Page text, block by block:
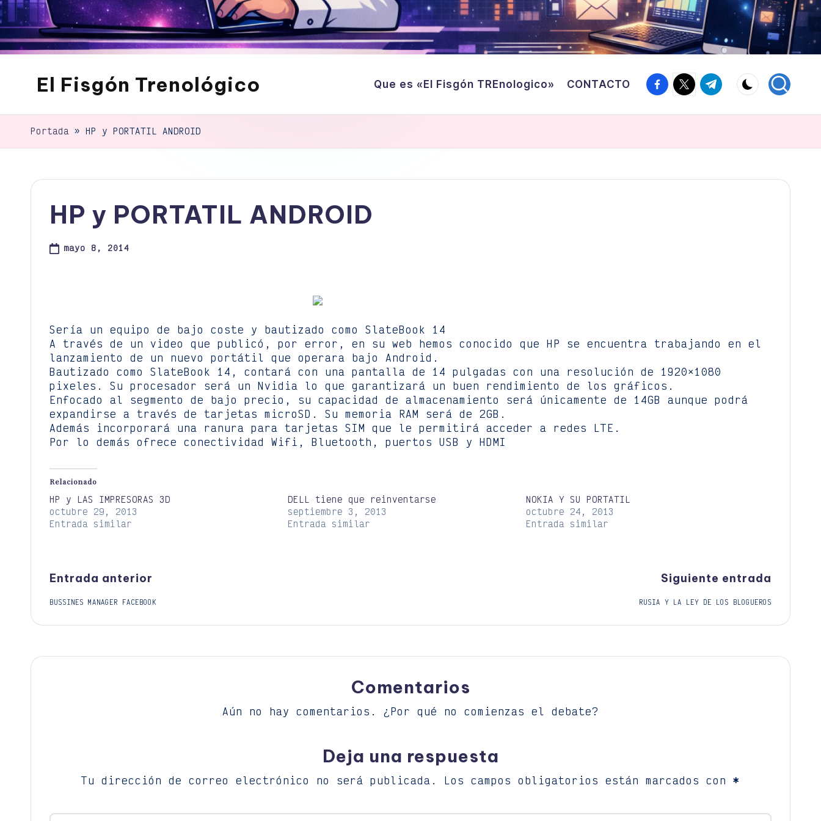
El Fisgón Trenológico
sitio
de
de
Que es «El Fisgón TREnologico» CONTACTO Facebook
Twitter
Canal
Telegram
Portada » HP y PORTATIL ANDROID
HP y PORTATIL ANDROID
mayo 8, 2014
Sería un equipo de bajo coste y bautizado como SlateBook 14
A través de un video que publicó, por error, en su web hemos conocido que HP se encuentra trabajando en el
lanzamiento de un nuevo portátil que operara bajo Android.
Bautizado como SlateBook 14, contará con una pantalla de 14 pulgadas con una resolución de 1920×1080
pixeles. Su procesador será un Nvidia lo que garantizará un buen rendimiento de los gráficos.
Enfocado al segmento de bajo precio, su capacidad de almacenamiento será únicamente de 14GB aunque podrá
expandirse a través de tarjetas microSD. Su memoria RAM será de 2GB.
Además incorporará una ranura para tarjetas SIM que le permitirá acceder a redes LTE.
Por lo demás ofrece conectividad Wifi, Bluetooth, puertos USB y HDMI
Relacionado
HP y LAS IMPRESORAS 3D
octubre 29, 2013
Entrada similar
DELL tiene que reinventarse
septiembre 3, 2013
Entrada similar
NOKIA Y SU PORTATIL
octubre 24, 2013
Entrada similar
Navegación
Entrada anterior
BUSSINES MANAGER FACEBOOK
Siguiente entrada
RUSIA Y LA LEY DE LOS BLOGUEROS
Comentarios
Aún no hay comentarios. ¿Por qué no comienzas el debate?
Deja una respuesta
Tu dirección de correo electrónico no será publicada. Los campos obligatorios están marcados con *